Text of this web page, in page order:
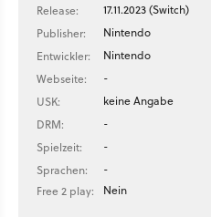
Release:
17.11.2023 (Switch)
Publisher:
Nintendo
Entwickler:
Nintendo
Webseite:
-
USK:
keine Angabe
DRM:
-
Spielzeit:
-
Sprachen:
-
Free 2 play:
Nein